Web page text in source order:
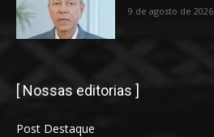
9 de agosto de 2026
[ Nossas editorias ]
Post Destaque